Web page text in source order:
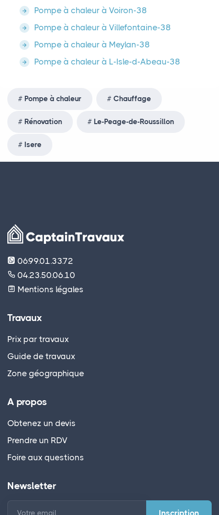
Pompe à chaleur à Voiron-38
Pompe à chaleur à Villefontaine-38
Pompe à chaleur à Meylan-38
Pompe à chaleur à L-Isle-d-Abeau-38
Pompe à chaleur Chauffage
Rénovation Le-Peage-de-Roussillon
Isere
06.99.01.33.72
04.23.50.06.10
Mentions légales
Travaux
Prix par travaux
Guide de travaux
Zone géographique
A propos
Obtenez un devis
Prendre un RDV
Foire aux questions
Newsletter
Votre email